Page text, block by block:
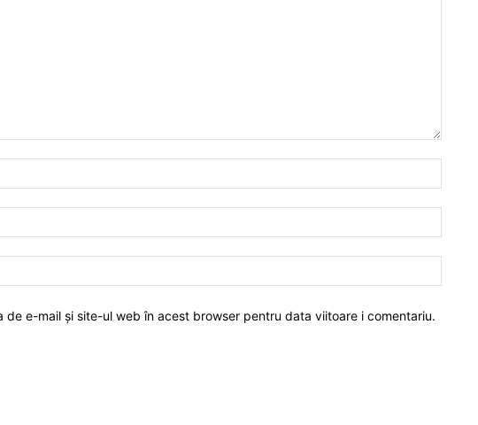
de e-mail și site-ul web în acest browser pentru data viitoare i comentariu.